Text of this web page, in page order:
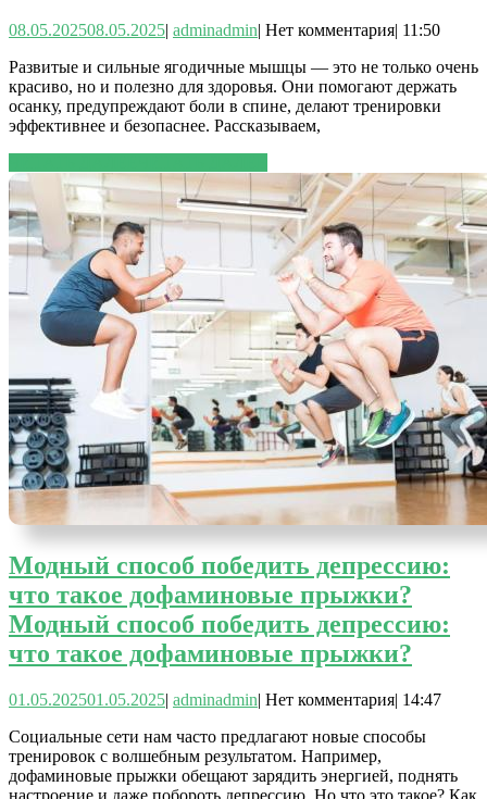
08.05.202508.05.2025| adminadmin| Нет комментария| 11:50
Развитые и сильные ягодичные мышцы — это не только очень
красиво, но и полезно для здоровья. Они помогают держать
осанку, предупреждают боли в спине, делают тренировки
эффективнее и безопаснее. Рассказываем,
Модный способ победить депрессию:
что такое дофаминовые прыжки?
Модный способ победить депрессию:
что такое дофаминовые прыжки?
01.05.202501.05.2025| adminadmin| Нет комментария| 14:47
Социальные сети нам часто предлагают новые способы
тренировок с волшебным результатом. Например,
дофаминовые прыжки обещают зарядить энергией, поднять
настроение и даже побороть депрессию. Но что это такое? Как